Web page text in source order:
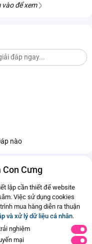
vào để xem
nào
Cưng
lập cần thiết để website
Việc sử dụng cookies
mua hàng diễn ra thuận
và xử lý dữ liệu cá nhân.
nghiệm
mại